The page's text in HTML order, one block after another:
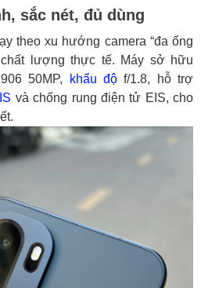
sắc nét, đủ dùng
theo xu hướng camera “đa ống
chất lượng thực tế. Máy sở hữu
50MP,
khẩu độ f/1.8, hỗ trợ
và chống rung điện tử EIS, cho